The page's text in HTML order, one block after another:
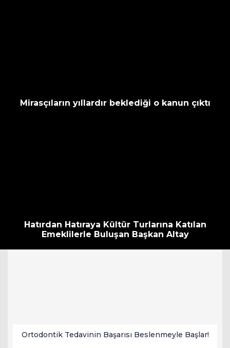
Mirasçıların yıllardır beklediği o kanun çıktı
Hatırdan Hatıraya Kültür Turlarına Katılan
Emeklilerle Buluşan Başkan Altay
Ortodontik Tedavinin Başarısı Beslenmeyle Başlar!